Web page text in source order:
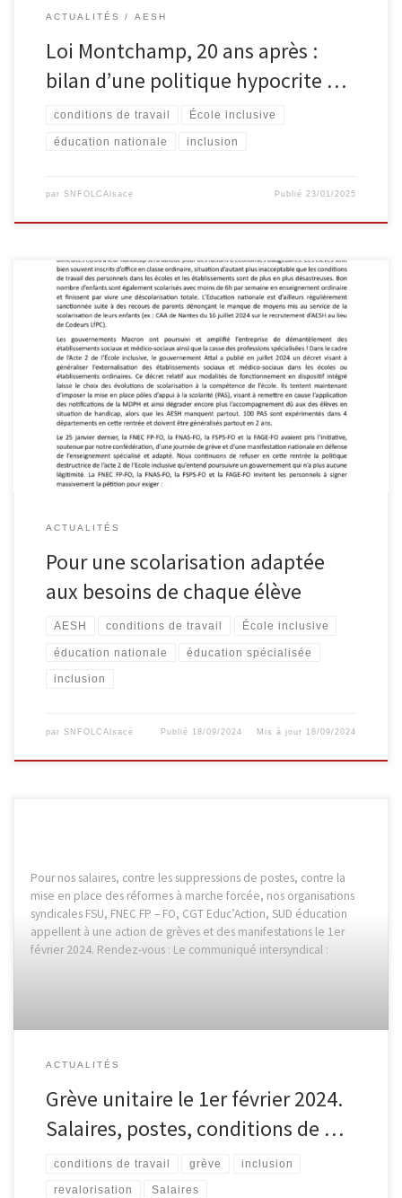
ACTUALITÉS AESH
Loi Montchamp, 20 ans après :
bilan d’une politique hypocrite …
conditions de travail École inclusive
éducation nationale inclusion
par SNFOLCAlsace Publié23/01/2025
Pétition en ligne : https://www.fo-fnecfp.fr/petition-defense-de-
lenseignement-specialise/
ACTUALITÉS
Pour une scolarisation adaptée
aux besoins de chaque élève
AESH conditions de travail École inclusive
éducation nationale éducation spécialisée
inclusion
par SNFOLCAlsace Publié 18/09/2024 Mis à jour 18/09/2024
Pour nos salaires, contre les suppressions de postes, contre la
mise en place des réformes à marche forcée, nos organisations
syndicales FSU, FNEC FP – FO, CGT Educ’Action, SUD éducation
appellent à une action de grèves et des manifestations le 1er
février 2024. Rendez-vous : Le communiqué intersyndical :
ACTUALITÉS
Grève unitaire le 1er février 2024.
Salaires, postes, conditions de …
conditions de travail grève inclusion
revalorisation Salaires